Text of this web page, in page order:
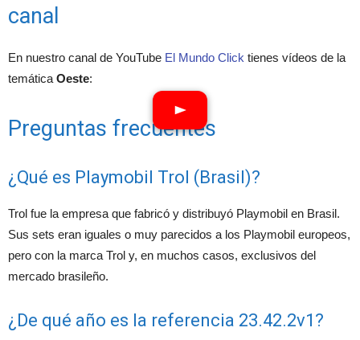
canal
En nuestro canal de YouTube El Mundo Click tienes vídeos de la
temática Oeste:
Preguntas frecuentes
¿Qué es Playmobil Trol (Brasil)?
Trol fue la empresa que fabricó y distribuyó Playmobil en Brasil.
Sus sets eran iguales o muy parecidos a los Playmobil europeos,
pero con la marca Trol y, en muchos casos, exclusivos del
mercado brasileño.
¿De qué año es la referencia 23.42.2v1?